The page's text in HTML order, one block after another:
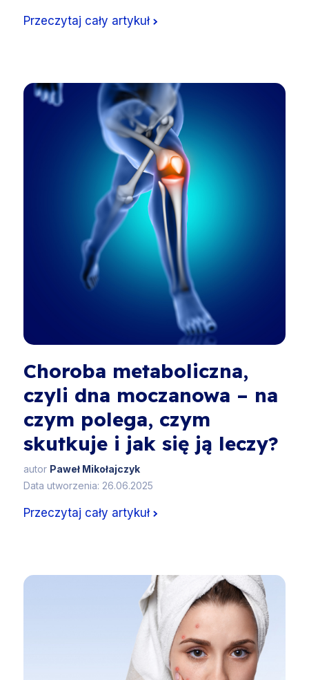
Przeczytaj cały artykuł
Choroba metaboliczna,
czyli dna moczanowa – na
czym polega, czym
skutkuje i jak się ją leczy?
autor Paweł Mikołajczyk
Data utworzenia: 26.06.2025
Przeczytaj cały artykuł